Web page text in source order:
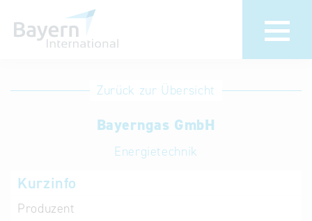
Anmeldung
Unternehmen
anmelden
Eintrag
löschen
Aktualisieren
Zurück zur Übersicht
Bayerngas GmbH
Energietechnik
Kurzinfo
Produzent